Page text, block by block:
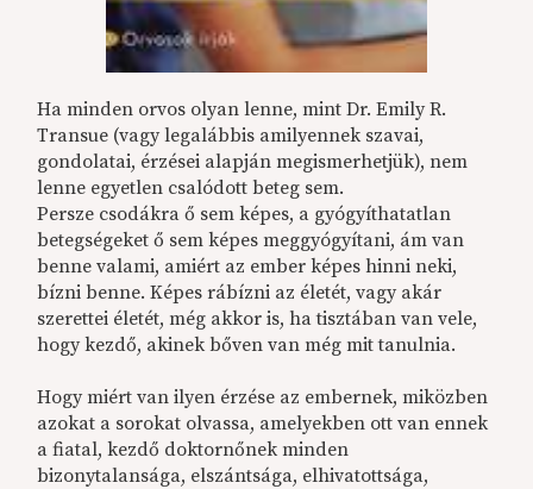
Ha minden orvos olyan lenne, mint Dr. Emily R.
Transue (vagy legalábbis amilyennek szavai,
gondolatai, érzései alapján megismerhetjük), nem
lenne egyetlen csalódott beteg sem.
Persze csodákra ő sem képes, a gyógyíthatatlan
betegségeket ő sem képes meggyógyítani, ám van
benne valami, amiért az ember képes hinni neki,
bízni benne. Képes rábízni az életét, vagy akár
szerettei életét, még akkor is, ha tisztában van vele,
hogy kezdő, akinek bőven van még mit tanulnia.
Hogy miért van ilyen érzése az embernek, miközben
azokat a sorokat olvassa, amelyekben ott van ennek
a fiatal, kezdő doktornőnek minden
bizonytalansága, elszántsága, elhivatottsága,